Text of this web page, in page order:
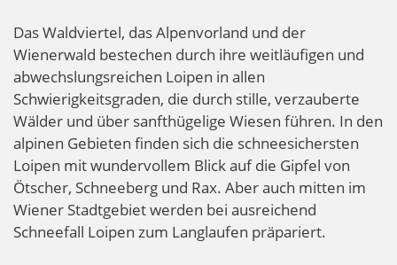
Das Waldviertel, das Alpenvorland und der
Wienerwald bestechen durch ihre weitläufigen und
abwechslungsreichen Loipen in allen
Schwierigkeitsgraden, die durch stille, verzauberte
Wälder und über sanfthügelige Wiesen führen. In den
alpinen Gebieten finden sich die schneesichersten
Loipen mit wundervollem Blick auf die Gipfel von
Ötscher, Schneeberg und Rax. Aber auch mitten im
Wiener Stadtgebiet werden bei ausreichend
Schneefall Loipen zum Langlaufen präpariert.